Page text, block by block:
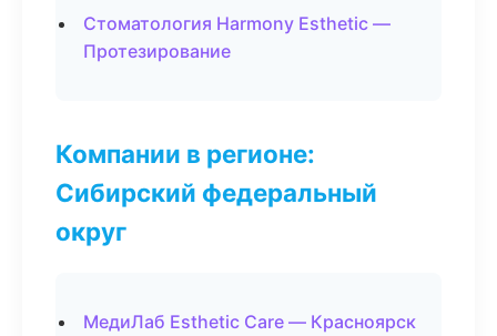
Стоматология Harmony Esthetic —
Протезирование
Компании в регионе:
Сибирский федеральный
округ
МедиЛаб Esthetic Care — Красноярск